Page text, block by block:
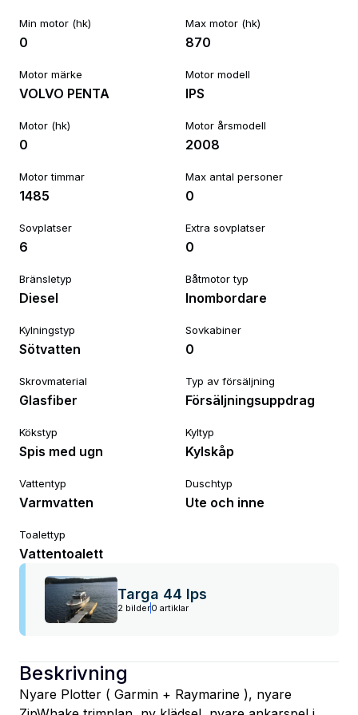
Min motor (hk)
0
Max motor (hk)
870
Motor märke
VOLVO PENTA
Motor modell
IPS
Motor (hk)
0
Motor årsmodell
2008
Motor timmar
1485
Max antal personer
0
Sovplatser
6
Extra sovplatser
0
Bränsletyp
Diesel
Båtmotor typ
Inombordare
Kylningstyp
Sötvatten
Sovkabiner
0
Skrovmaterial
Glasfiber
Typ av försäljning
Försäljningsuppdrag
Kökstyp
Spis med ugn
Kyltyp
Kylskåp
Vattentyp
Varmvatten
Duschtyp
Ute och inne
Toalettyp
Vattentoalett
Targa 44 Ips
2 bilder0 artiklar
Beskrivning
Nyare Plotter ( Garmin + Raymarine ), nyare